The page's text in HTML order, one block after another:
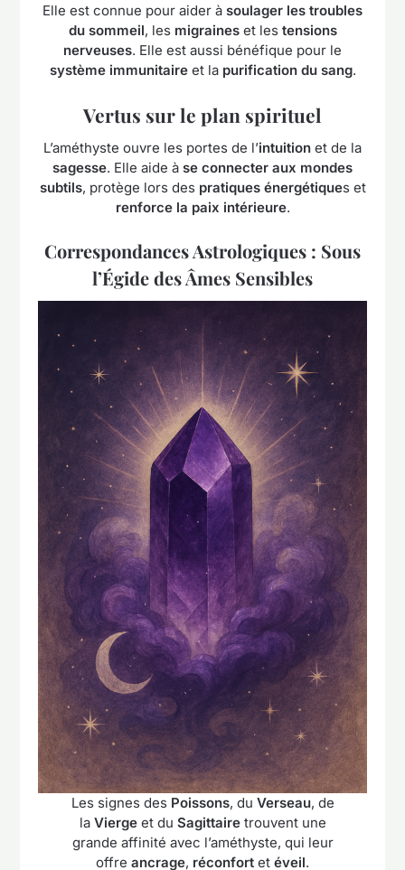
Elle est connue pour aider à soulager les troubles
du sommeil, lesmigraineset les tensions
nerveuses. Elle est aussi bénéfique pour le
système immunitaireet la purification du sang.
Vertus sur le plan spirituel
L’améthyste ouvre les portes de l’intuition et de la
sagesse. Elle aide à se connecter aux mondes
subtils, protège lors des pratiques énergétiques et
renforce la paix intérieure.
Correspondances Astrologiques : Sous
l’Égide des Âmes Sensibles
Les signes des Poissons, du Verseau, de
la Viergeet du Sagittairetrouvent une
grande affinité avec l’améthyste, qui leur
offre ancrage, réconfort et éveil.